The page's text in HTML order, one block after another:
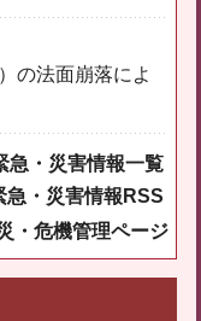
の法面崩落によ
急・災害情報一覧
急・災害情報RSS
・危機管理ページ